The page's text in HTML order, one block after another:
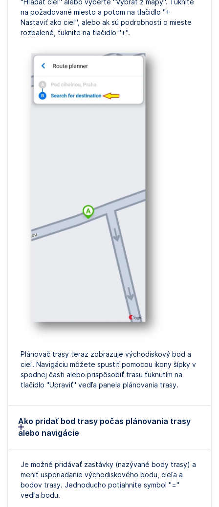
na požadované miesto a potom na tlačidlo "+
Nastaviť ako cieľ", alebo ak sú podrobnosti o mieste
rozbalené, ťuknite na tlačidlo "+".
Plánovač trasy teraz zobrazuje východiskový bod a
cieľ. Navigáciu môžete spustiť pomocou ikony šípky v
spodnej časti alebo prispôsobiť trasu ťuknutím na
tlačidlo "Upraviť" vedľa panela plánovania trasy.
Ako pridať bod trasy počas plánovania trasy
alebo navigácie
Je možné pridávať zastávky (nazývané body trasy) a
meniť usporiadanie východiskového bodu, cieľa a
bodov trasy. Jednoducho potiahnite symbol "="
vedľa bodu.